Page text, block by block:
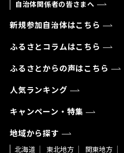
自治体関係者の皆さまへ
新規参加自治体はこちら
ふるさとコラムはこちら
ふるさとからの声はこちら
人気ランキング
キャンペーン・特集
地域から探す
北海道 東北地方 関東地方